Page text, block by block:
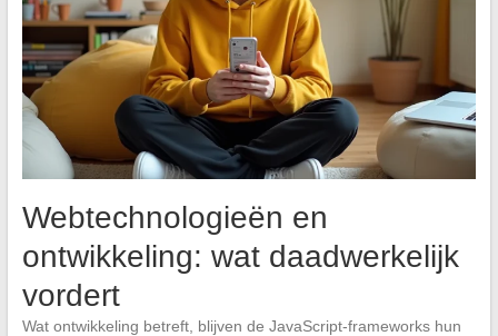
Webtechnologieën en
ontwikkeling: wat daadwerkelijk
vordert
Wat ontwikkeling betreft, blijven de JavaScript-frameworks hun